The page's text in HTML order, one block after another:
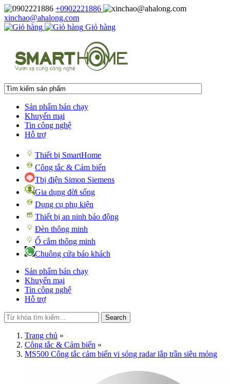
+0902221886
xinchao@ahalong.com
Giỏ hàng
Sản phẩm bán chạy
Khuyến mại
Tin công nghệ
Hỗ trợ
Thiết bị SmartHome
Công tắc & Cảm biến
Tbị điện Simon Siemens
Gia dụng đời sống
Dụng cụ phụ kiện
Thiết bị an ninh báo động
Đèn thông minh
Ổ cắm thông minh
Chuông cửa báo khách
Sản phẩm bán chạy
Khuyến mại
Tin công nghệ
Hỗ trợ
Search
Trang chủ »
Công tắc & Cảm biến »
MS500 Công tắc cảm biến vi sóng radar lắp trần siêu mỏng